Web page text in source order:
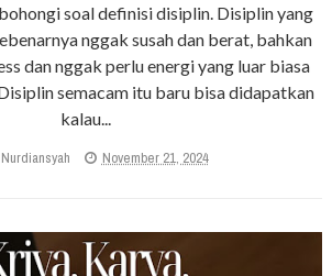
soal definisi disiplin. Disiplin yang
nggak susah dan berat, bahkan
dan nggak perlu energi yang luar biasa
semacam itu baru bisa didapatkan
kalau...
November 21, 2024